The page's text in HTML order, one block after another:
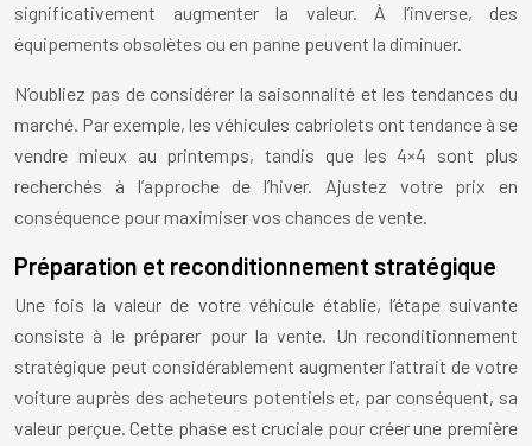
significativement augmenter la valeur. À l’inverse, des
équipements obsolètes ou en panne peuvent la diminuer.
N’oubliez pas de considérer la saisonnalité et les tendances du
marché. Par exemple, les véhicules cabriolets ont tendance à se
vendre mieux au printemps, tandis que les 4×4 sont plus
recherchés à l’approche de l’hiver. Ajustez votre prix en
conséquence pour maximiser vos chances de vente.
Préparation et reconditionnement stratégique
Une fois la valeur de votre véhicule établie, l’étape suivante
consiste à le préparer pour la vente. Un reconditionnement
stratégique peut considérablement augmenter l’attrait de votre
voiture auprès des acheteurs potentiels et, par conséquent, sa
valeur perçue. Cette phase est cruciale pour créer une première